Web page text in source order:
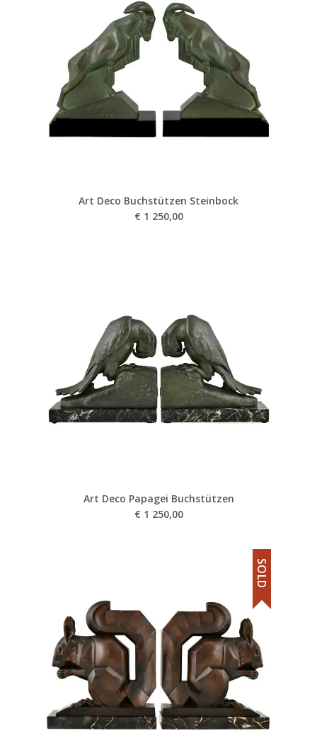
Art Deco Buchstützen Steinbock
€ 1 250,00
Art Deco Papagei Buchstützen
€ 1 250,00
SOLD